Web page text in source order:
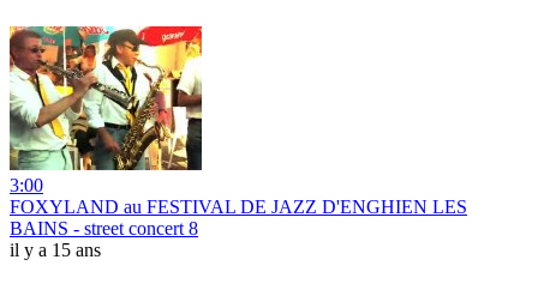
3:00
FOXYLAND au FESTIVAL DE JAZZ D'ENGHIEN LES
BAINS - street concert 8
il y a 15 ans